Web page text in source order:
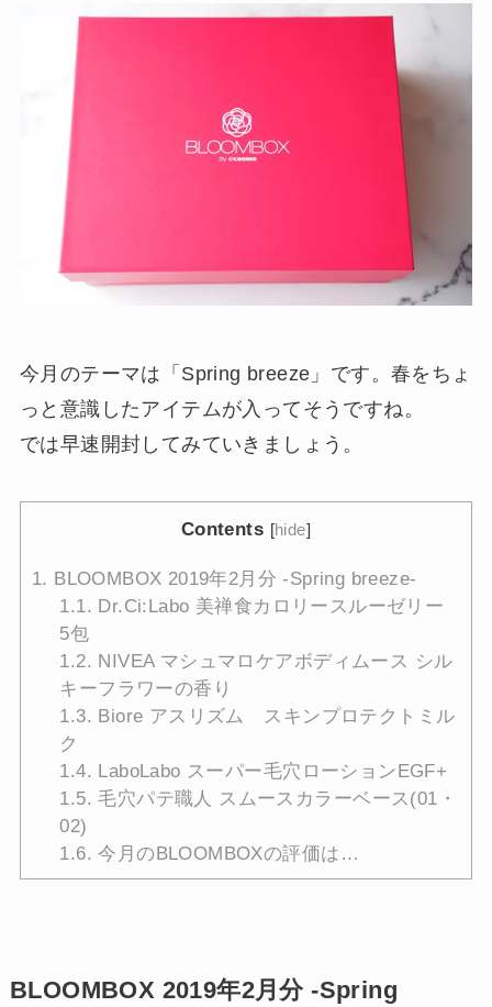
今月のテーマは「Spring breeze」です。春をちょ
っと意識したアイテムが入ってそうですね。
では早速開封してみていきましょう。
Contents [hide]
1. BLOOMBOX 2019年2月分 -Spring breeze-
1.1. Dr.Ci:Labo 美禅食カロリースルーゼリー
5包
1.2. NIVEA マシュマロケアボディムース シル
キーフラワーの香り
1.3. Biore アスリズム スキンプロテクトミル
ク
1.4. LaboLabo スーパー毛穴ローションEGF+
1.5. 毛穴パテ職人 スムースカラーベース(01・
02)
1.6. 今月のBLOOMBOXの評価は…
BLOOMBOX 2019年2月分 -Spring